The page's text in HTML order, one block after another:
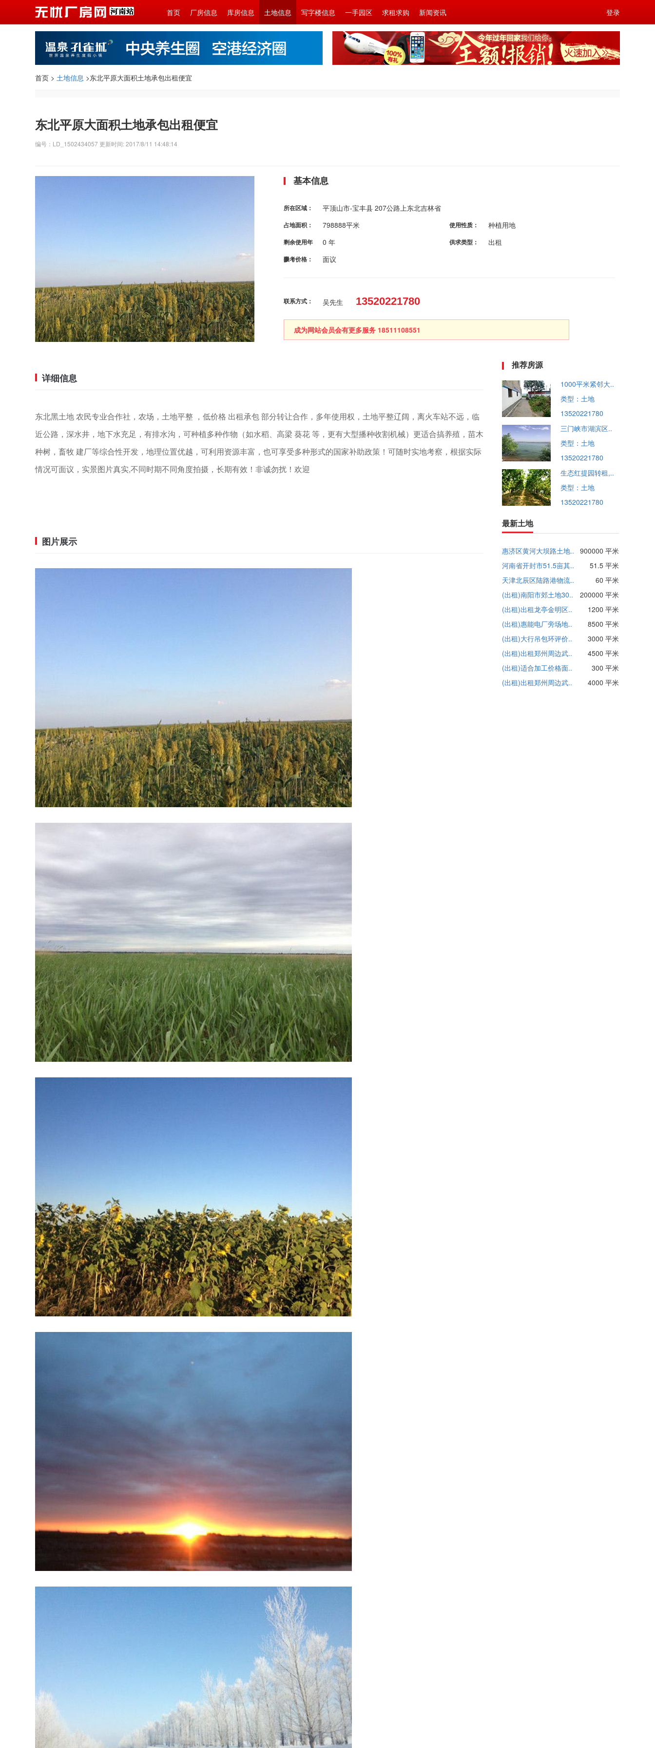
首页 厂房信息 库房信息 土地信息 写字楼信息 一手园区 求租求购 新闻资讯 登录
首页 > 土地信息 >东北平原大面积土地承包出租便宜
东北平原大面积土地承包出租便宜
编号：LD_1502434057 更新时间: 2017/8/11 14:48:14
基本信息
所在区域： 平顶山市-宝丰县 207公路上东北吉林省
占地面积： 798888平米 使用性质： 种植用地
剩余使用年
限：
0 年 供求类型： 出租
参考价格： 面议
联系方式： 吴先生 13520221780
成为网站会员会有更多服务 18511108551
详细信息
东北黑土地 农民专业合作社，农场，土地平整 ，低价格 出租承包 部分转让合作，多年使用权，土地平整辽阔，离火车站不远，临
近公路，深水井，地下水充足，有排水沟，可种植多种作物（如水稻、高梁 葵花 等，更有大型播种收割机械）更适合搞养殖，苗木
种树，畜牧 建厂等综合性开发，地理位置优越，可利用资源丰富，也可享受多种形式的国家补助政策！可随时实地考察，根据实际
情况可面议，实景图片真实,不同时期不同角度拍摄，长期有效！非诚勿扰！欢迎
图片展示
推荐房源
1000平米紧邻大..
类型：土地
13520221780
三门峡市湖滨区..
类型：土地
13520221780
生态红提园转租,..
类型：土地
13520221780
最新土地
惠济区黄河大坝路土地..
900000 平米
河南省开封市51.5亩其..
51.5 平米
天津北辰区陆路港物流..
60 平米
(出租)南阳市郊土地30..
200000 平米
(出租)出租龙亭金明区..
1200 平米
(出租)惠能电厂旁场地..
8500 平米
(出租)大行吊包环评价..
3000 平米
(出租)出租郑州周边武..
4500 平米
(出租)适合加工价格面..
300 平米
(出租)出租郑州周边武..
4000 平米